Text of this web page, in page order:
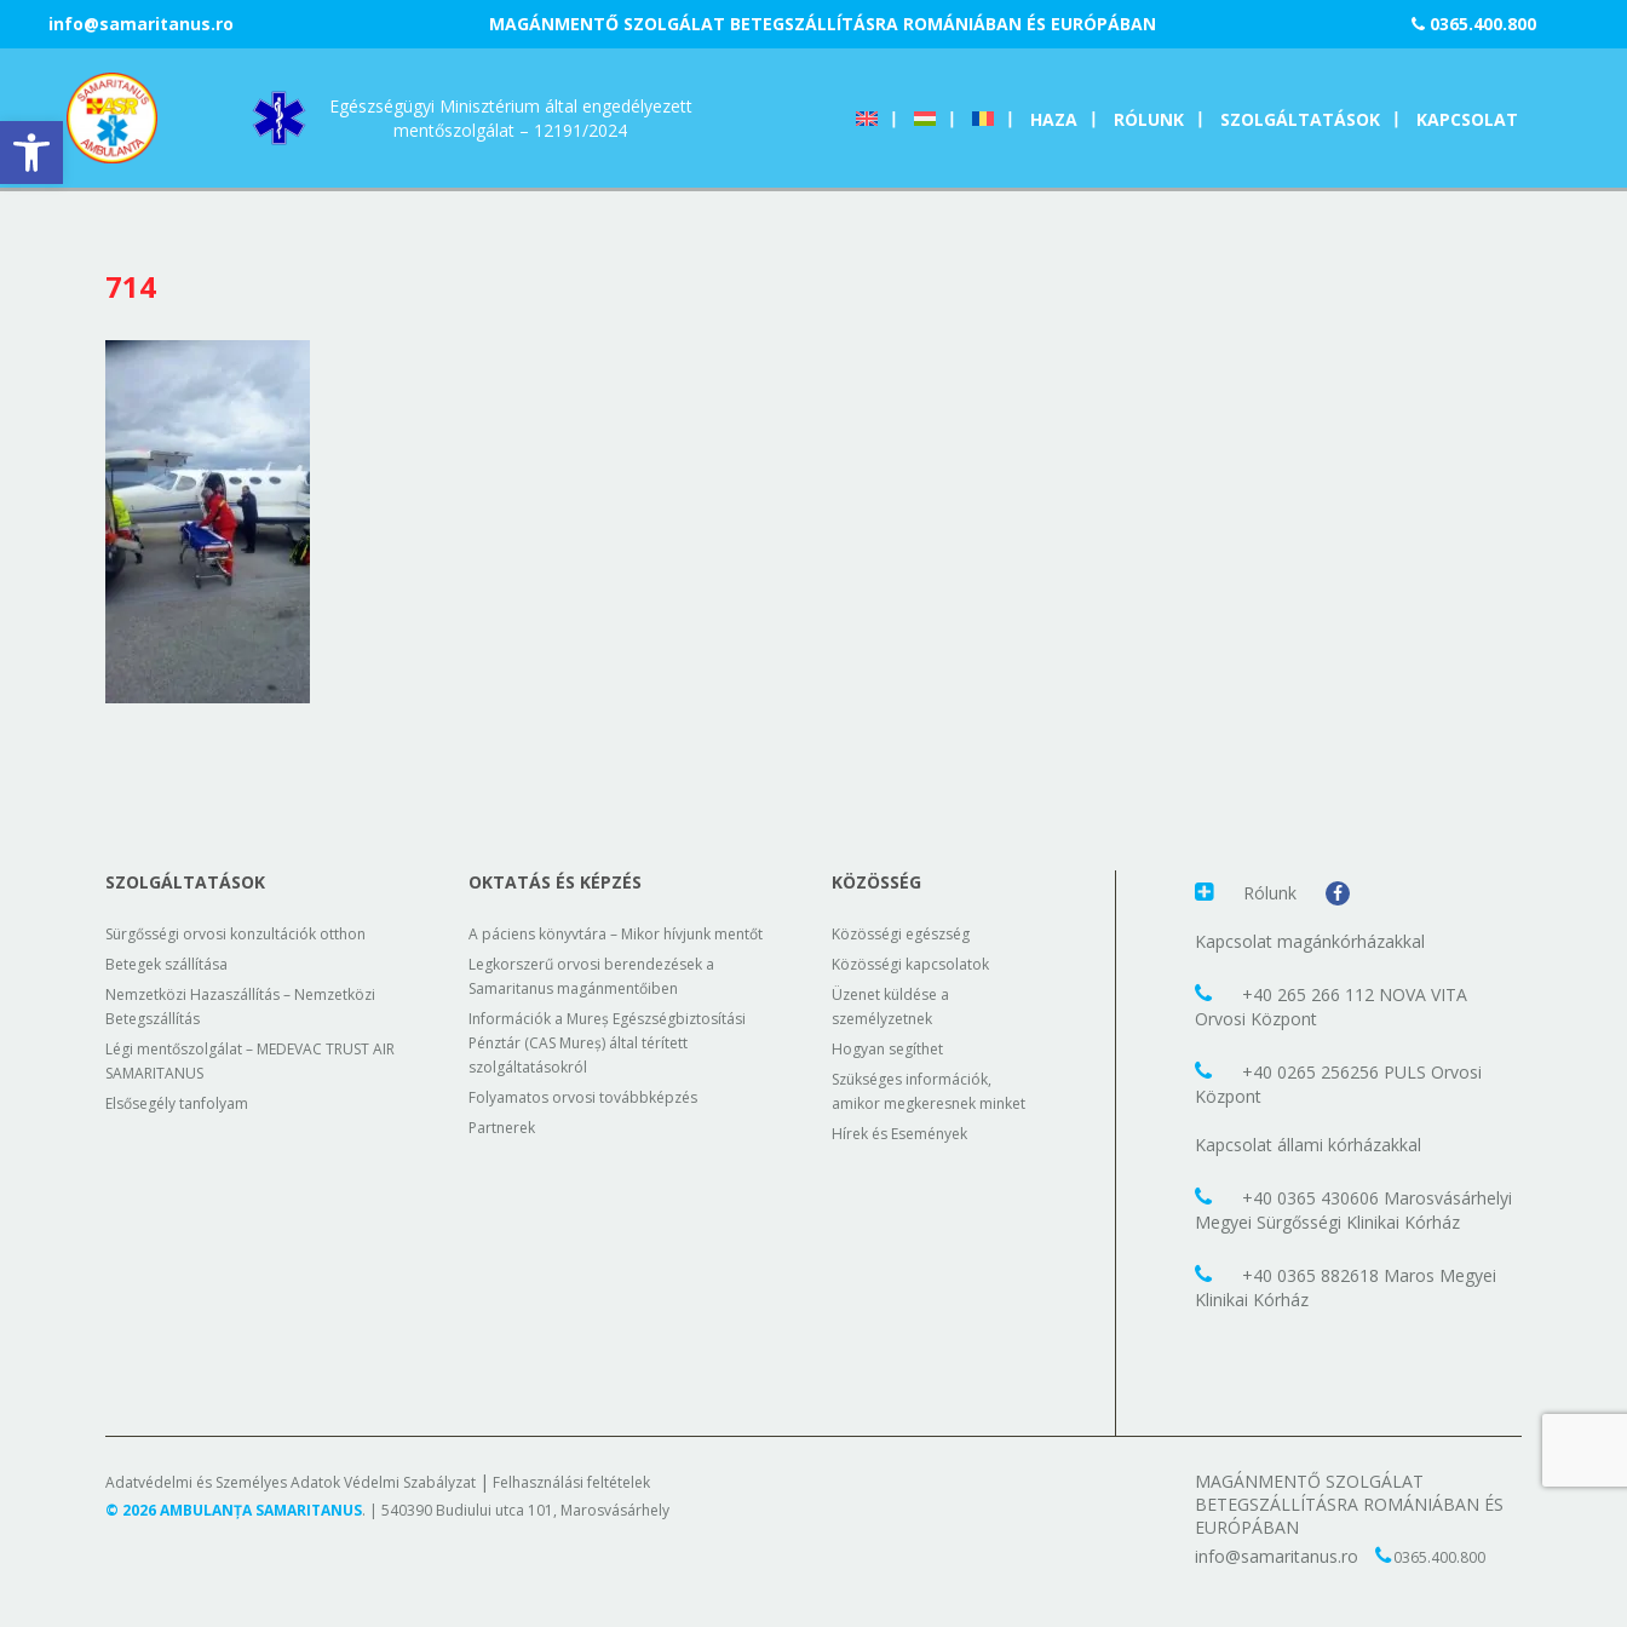
Eszköztár megnyitása
info@samaritanus.ro MAGÁNMENTŐ SZOLGÁLAT BETEGSZÁLLÍTÁSRA ROMÁNIÁBAN ÉS EURÓPÁBAN 0365.400.800
Egészségügyi Minisztérium által engedélyezett
mentőszolgálat – 12191/2024
HAZA RÓLUNK SZOLGÁLTATÁSOK KAPCSOLAT
714
SZOLGÁLTATÁSOK
Sürgősségi orvosi konzultációk otthon
Betegek szállítása
Nemzetközi Hazaszállítás – Nemzetközi
Betegszállítás
Légi mentőszolgálat – MEDEVAC TRUST AIR
SAMARITANUS
Elsősegély tanfolyam
OKTATÁS ÉS KÉPZÉS
A páciens könyvtára – Mikor hívjunk mentőt
Legkorszerű orvosi berendezések a
Samaritanus magánmentőiben
Információk a Mureș Egészségbiztosítási
Pénztár (CAS Mureș) által térített
szolgáltatásokról
Folyamatos orvosi továbbképzés
Partnerek
KÖZÖSSÉG
Közösségi egészség
Közösségi kapcsolatok
Üzenet küldése a
személyzetnek
Hogyan segíthet
Szükséges információk,
amikor megkeresnek minket
Hírek és Események
Rólunk
Kapcsolat magánkórházakkal
+40 265 266 112 NOVA VITA
Orvosi Központ
+40 0265 256256 PULS Orvosi
Központ
Kapcsolat állami kórházakkal
+40 0365 430606 Marosvásárhelyi
Megyei Sürgősségi Klinikai Kórház
+40 0365 882618 Maros Megyei
Klinikai Kórház
Adatvédelmi és Személyes Adatok Védelmi Szabályzat
Felhasználási feltételek
© 2026AMBULANȚA SAMARITANUS. | 540390 Budiului utca 101, Marosvásárhely
MAGÁNMENTŐ SZOLGÁLAT
BETEGSZÁLLÍTÁSRA ROMÁNIÁBAN ÉS
EURÓPÁBAN
info@samaritanus.ro
0365.400.800